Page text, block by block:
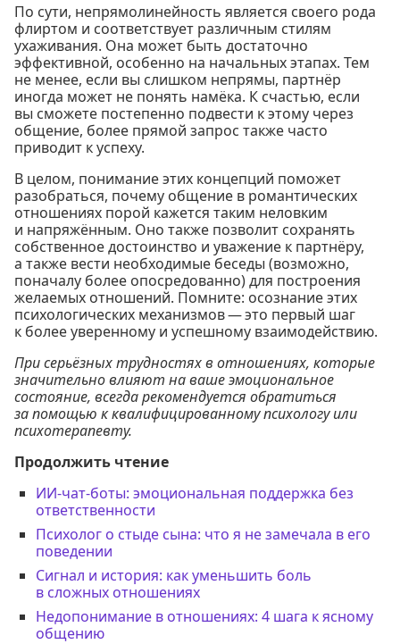
По сути, непрямолинейность является своего рода
флиртом и соответствует различным стилям
ухаживания. Она может быть достаточно
эффективной, особенно на начальных этапах. Тем
не менее, если вы слишком непрямы, партнёр
иногда может не понять намёка. К счастью, если
вы сможете постепенно подвести к этому через
общение, более прямой запрос также часто
приводит к успеху.
В целом, понимание этих концепций поможет
разобраться, почему общение в романтических
отношениях порой кажется таким неловким
и напряжённым. Оно также позволит сохранять
собственное достоинство и уважение к партнёру,
а также вести необходимые беседы (возможно,
поначалу более опосредованно) для построения
желаемых отношений. Помните: осознание этих
психологических механизмов — это первый шаг
к более уверенному и успешному взаимодействию.
При серьёзных трудностях в отношениях, которые
значительно влияют на ваше эмоциональное
состояние, всегда рекомендуется обратиться
за помощью к квалифицированному психологу или
психотерапевту.
Продолжить чтение
ИИ-чат-боты: эмоциональная поддержка без
ответственности
Психолог о стыде сына: что я не замечала в его
поведении
Сигнал и история: как уменьшить боль
в сложных отношениях
Недопонимание в отношениях: 4 шага к ясному
общению